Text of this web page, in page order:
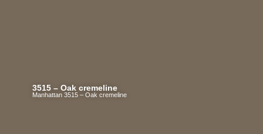
3515 – Oak cremeline
Manhattan 3515 – Oak cremeline